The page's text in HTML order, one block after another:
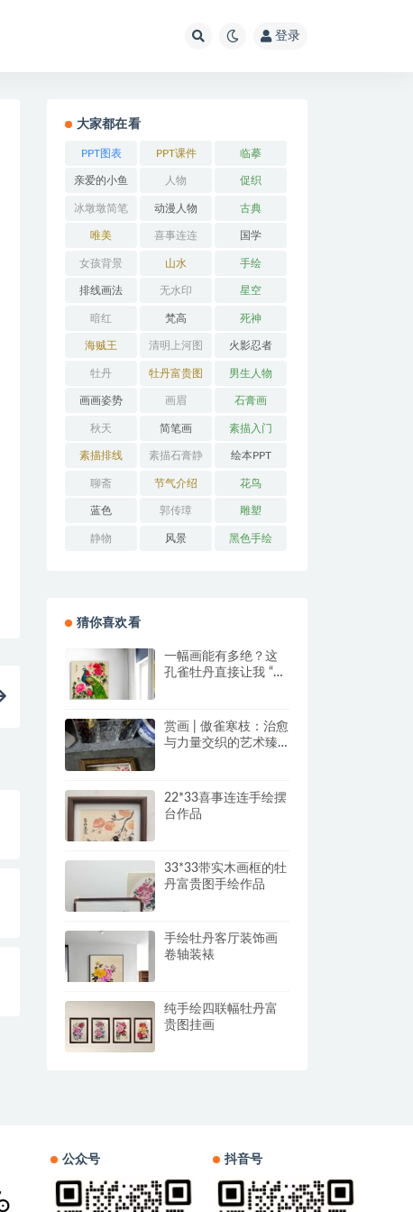
登录
大家都在看
PPT图表 PPT课件 临摹
亲爱的小鱼 人物 促织
冰墩墩简笔
画
动漫人物 古典
唯美 喜事连连 国学
女孩背景 山水 手绘
排线画法 无水印 星空
暗红 梵高 死神
海贼王 清明上河图 火影忍者
牡丹 牡丹富贵图 男生人物
画画姿势 画眉 石膏画
秋天 简笔画 素描入门
素描排线 素描石膏静
物
绘本PPT
聊斋 节气介绍 花鸟
蓝色 郭传璋 雕塑
静物 风景 黑色手绘
猜你喜欢看
一幅画能有多绝？这
孔雀牡丹直接让我 “哇
赏画 | 傲雀寒枝：治愈
与力量交织的艺术臻
22*33喜事连连手绘摆
台作品
33*33带实木画框的牡
丹富贵图手绘作品
手绘牡丹客厅装饰画
卷轴装裱
纯手绘四联幅牡丹富
贵图挂画
公众号 抖音号